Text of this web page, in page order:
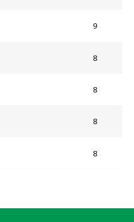
9
8
8
8
8